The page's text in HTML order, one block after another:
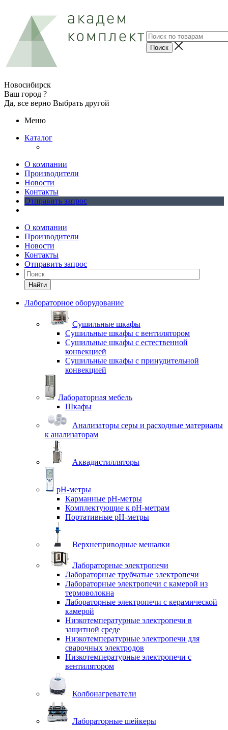
Новосибирск
Ваш город ?
Да, все верно Выбрать другой
Меню
Каталог
О компании
Производители
Новости
Контакты
Отправить запрос
О компании
Производители
Новости
Контакты
Отправить запрос
Найти
Лабораторное оборудование
Cушильные шкафы
Сушильные шкафы с вентилятором
Сушильные шкафы с естественной
конвекцией
Сушильные шкафы с принудительной
конвекцией
Лабораторная мебель
Шкафы
Анализаторы серы и расходные материалы
к анализаторам
Аквадистилляторы
pH-метры
Карманные pH-метры
Комплектующие к pH-метрам
Портативные pH-метры
Верхнеприводные мешалки
Лабораторные электропечи
Лабораторные трубчатые электропечи
Лабораторные электропечи с камерой из
термоволокна
Лабораторные электропечи с керамической
камерой
Низкотемпературные электропечи в
защитной среде
Низкотемпературные электропечи для
cварочных электродов
Низкотемпературные электропечи с
вентилятором
Колбонагреватели
Лабораторные шейкеры